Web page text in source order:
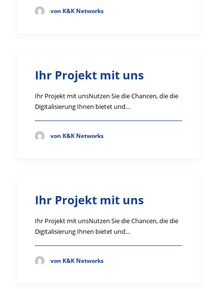
von K&K Networks
Ihr Projekt mit uns
Ihr Projekt mit unsNutzen Sie die Chancen, die die
Digitalisierung Ihnen bietet und…
von K&K Networks
Ihr Projekt mit uns
Ihr Projekt mit unsNutzen Sie die Chancen, die die
Digitalisierung Ihnen bietet und…
von K&K Networks